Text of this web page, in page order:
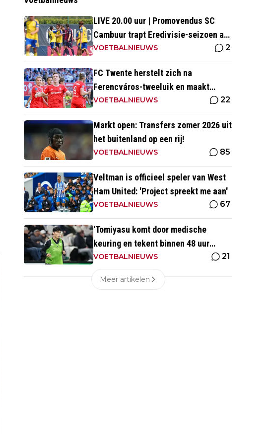
LIVE 20.00 uur | Promovendus SC
Cambuur trapt Eredivisie-seizoen af
tegen Excelsior
VOETBALNIEUWS 2
FC Twente herstelt zich na
Ferencváros-tweeluik en maakt
gehakt van Slowaakse opponent
VOETBALNIEUWS 22
Markt open: Transfers zomer 2026 uit
het buitenland op een rij!
VOETBALNIEUWS 85
Veltman is officieel speler van West
Ham United: 'Project spreekt me aan'
VOETBALNIEUWS 67
'Tomiyasu komt door medische
keuring en tekent binnen 48 uur
contract bij nieuwe club'
VOETBALNIEUWS 21
Meer artikelen